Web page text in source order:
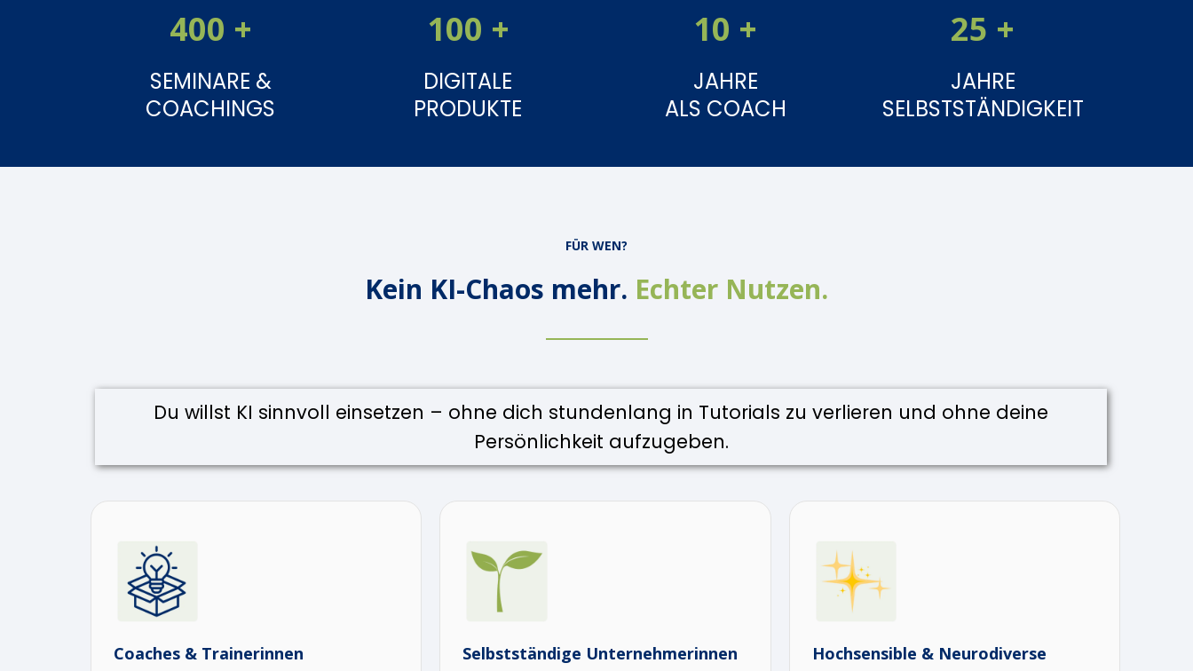
400 +
SEMINARE &
COACHINGS
100 +
DIGITALE
PRODUKTE
10 +
JAHRE
ALS COACH
25 +
JAHRE
SELBSTSTÄNDIGKEIT
FÜR WEN?
Kein KI-Chaos mehr. Echter Nutzen.
Du willst KI sinnvoll einsetzen – ohne dich stundenlang in Tutorials zu verlieren und ohne deine
Persönlichkeit aufzugeben.
Coaches & Trainerinnen Selbstständige Unternehmerinnen Hochsensible & Neurodiverse